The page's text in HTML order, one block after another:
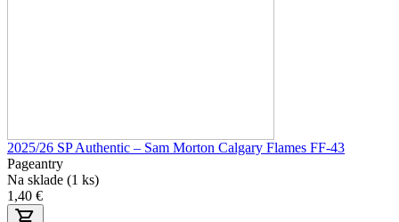
2025/26 SP Authentic – Sam Morton Calgary Flames FF-43
Pageantry
Na sklade (1 ks)
1,40 €